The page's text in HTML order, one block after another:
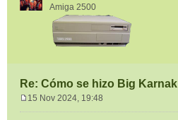
Amiga 2500
Re: Cómo se hizo Big Karnak
15 Nov 2024, 19:48